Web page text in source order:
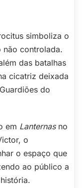
simboliza o
não controlada.
das batalhas
cicatriz deixada
do
em Lanternasno
o
o espaço que
ao público a